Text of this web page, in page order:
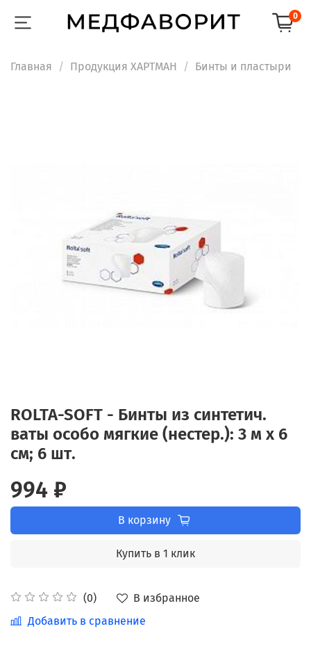
0
Главная Продукция ХАРТМАН Бинты и пластыри
ROLTA-SOFT - Бинты из синтетич.
ваты особо мягкие (нестер.): 3 м х 6
см; 6 шт.
(0)
В избранное
Добавить в сравнение
994 ₽
В корзину
Купить в 1 клик